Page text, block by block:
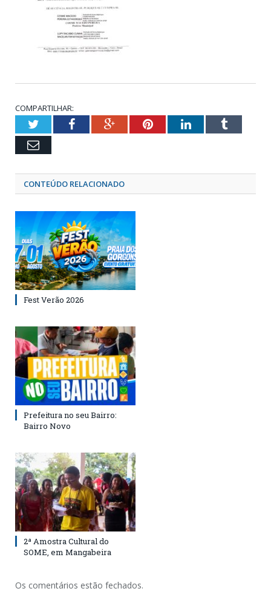
COMPARTILHAR:
TwitterFacebookGoogle+PinterestLinkedInTumblr
Email
CONTEÚDO RELACIONADO
Fest Verão 2026
Prefeitura no seu Bairro:
Bairro Novo
2ª Amostra Cultural do
SOME, em Mangabeira
Os comentários estão fechados.